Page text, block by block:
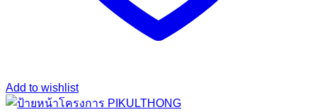
Add to wishlist